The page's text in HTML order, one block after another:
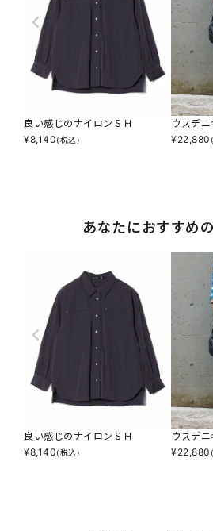
良い感じのナイロンＳＨ
¥8,140(税込)
ウスデ
¥22,880
あなたにおすすめ
良い感じのナイロンＳＨ
¥8,140(税込)
ウスデ
¥22,880